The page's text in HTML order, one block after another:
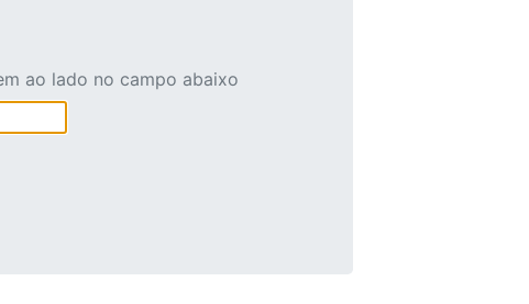
ao lado no campo abaixo